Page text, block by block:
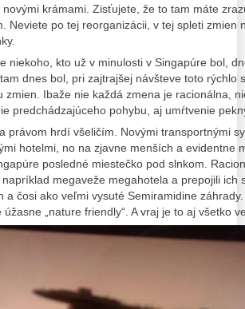
novými krámami. Zisťujete, že to tam máte
Neviete po tej reorganizácii, v tej spleti zmien
niekoho, kto už v minulosti v Singapúre bol,
dnes bol, pri zajtrajšej návšteve toto rýchlo
zmien. Ibaže nie každá zmena je racionálna,
predchádzajúceho pohybu, aj umŕtvenie
právom hrdí všeličím. Novými transportnými
hotelmi, no na zjavne menších a evidentne
posledné miestečko pod slnkom.
megaveže megahotela a prepojili ich
a čosi ako veľmi vysuté Semiramidine
úžasne „nature friendly“. A vraj je to aj všetko